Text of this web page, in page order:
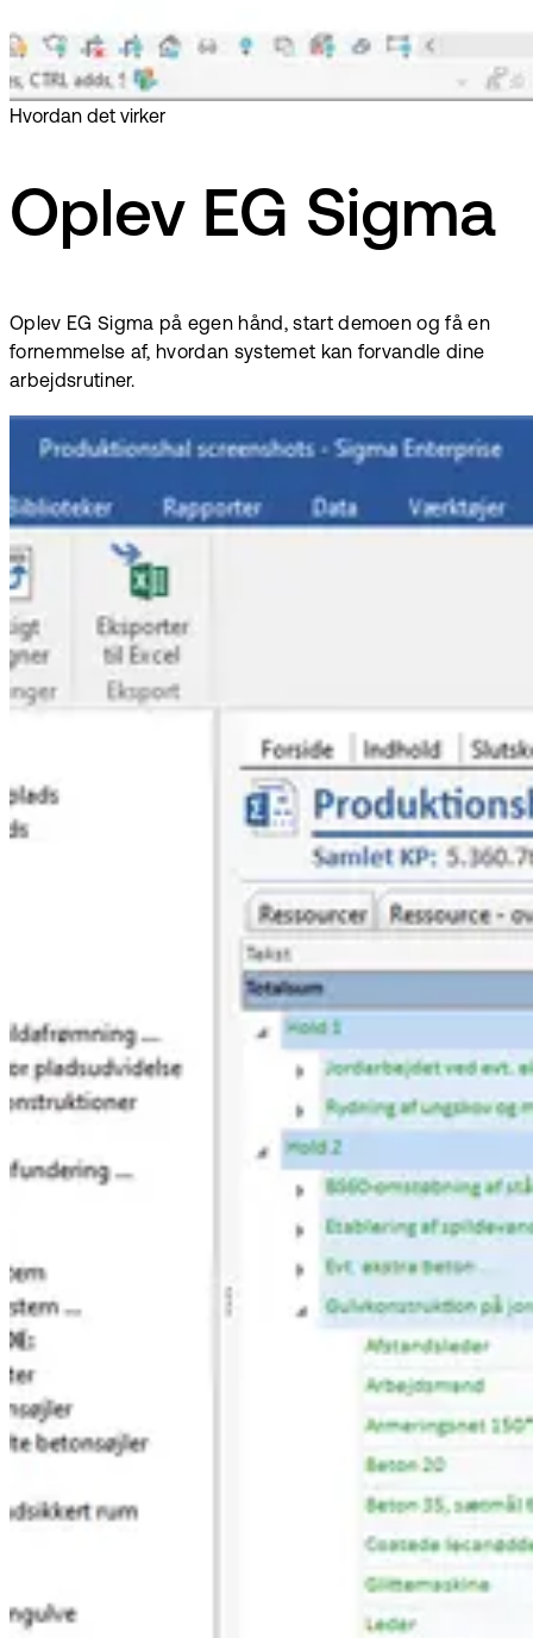
Hvordan det virker
Oplev EG Sigma
Oplev EG Sigma på egen hånd, start demoen og få en
fornemmelse af, hvordan systemet kan forvandle dine
arbejdsrutiner.